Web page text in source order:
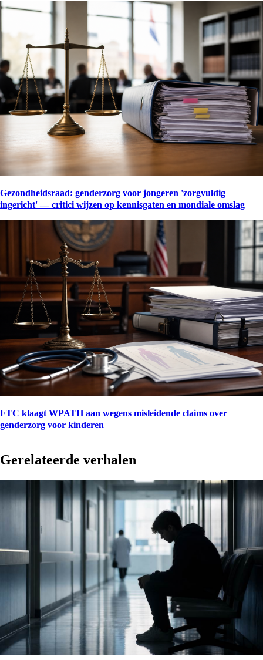
Gezondheidsraad: genderzorg voor jongeren 'zorgvuldig
ingericht' — critici wijzen op kennisgaten en mondiale omslag
FTC klaagt WPATH aan wegens misleidende claims over
genderzorg voor kinderen
Gerelateerde verhalen